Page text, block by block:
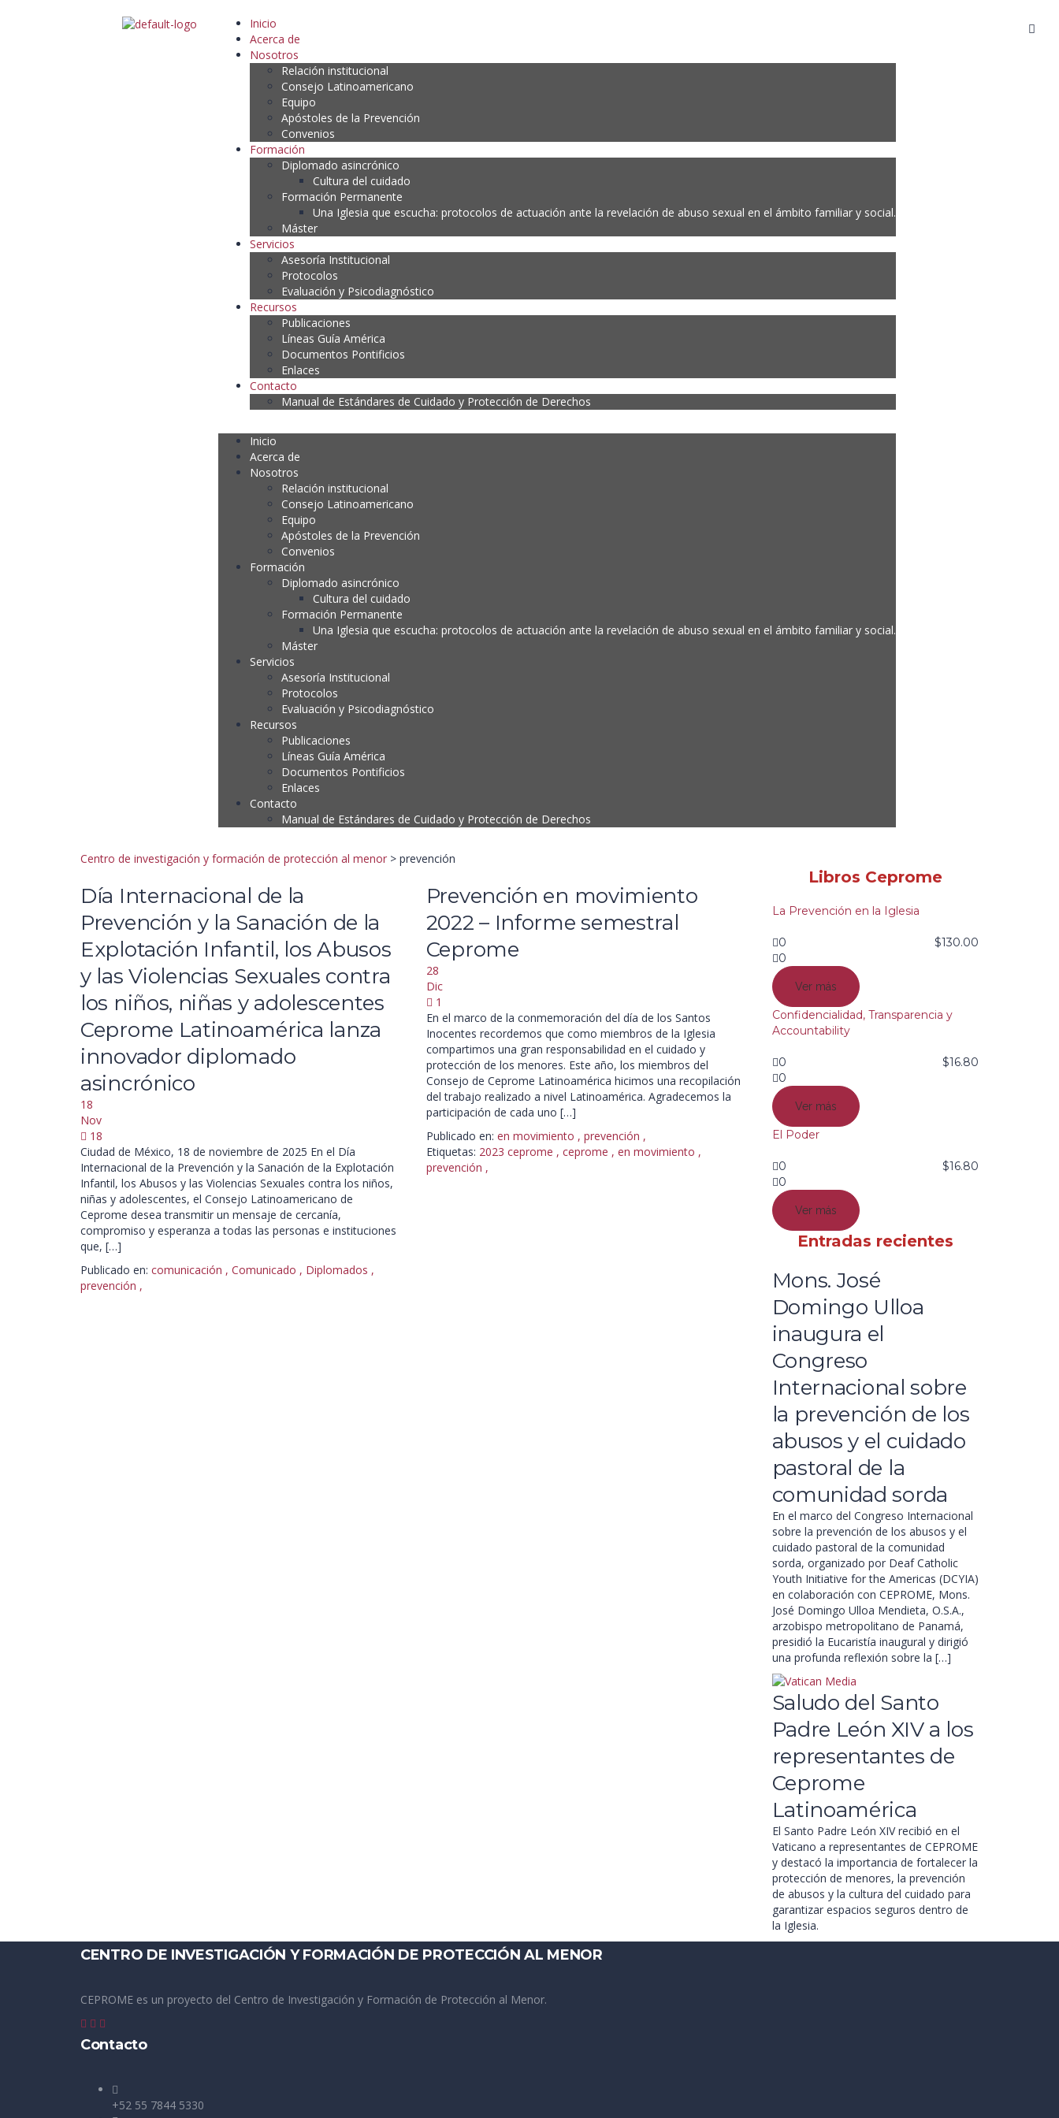
Inicio
Acerca de
Nosotros
Relación institucional
Consejo Latinoamericano
Equipo
Apóstoles de la Prevención
Convenios
Formación
Diplomado asincrónico
Cultura del cuidado
Formación Permanente
Una Iglesia que escucha: protocolos de actuación ante la revelación de abuso sexual en el ámbito familiar y social.
Máster
Servicios
Asesoría Institucional
Protocolos
Evaluación y Psicodiagnóstico
Recursos
Publicaciones
Líneas Guía América
Documentos Pontificios
Enlaces
Contacto
Manual de Estándares de Cuidado y Protección de Derechos
Inicio
Acerca de
Nosotros
Relación institucional
Consejo Latinoamericano
Equipo
Apóstoles de la Prevención
Convenios
Formación
Diplomado asincrónico
Cultura del cuidado
Formación Permanente
Una Iglesia que escucha: protocolos de actuación ante la revelación de abuso sexual en el ámbito familiar y social.
Máster
Servicios
Asesoría Institucional
Protocolos
Evaluación y Psicodiagnóstico
Recursos
Publicaciones
Líneas Guía América
Documentos Pontificios
Enlaces
Contacto
Manual de Estándares de Cuidado y Protección de Derechos
Centro de investigación y formación de protección al menor > prevención
Día Internacional de la
Prevención y la Sanación de la
Explotación Infantil, los Abusos
y las Violencias Sexuales contra
los niños, niñas y adolescentes
Ceprome Latinoamérica lanza
innovador diplomado
asincrónico
18
Nov
18
Ciudad de México, 18 de noviembre de 2025 En el Día
Internacional de la Prevención y la Sanación de la Explotación
Infantil, los Abusos y las Violencias Sexuales contra los niños,
niñas y adolescentes, el Consejo Latinoamericano de
Ceprome desea transmitir un mensaje de cercanía,
compromiso y esperanza a todas las personas e instituciones
que, […]
Publicado en: comunicación , Comunicado , Diplomados ,
prevención ,
Prevención en movimiento
2022 – Informe semestral
Ceprome
28
Dic
1
En el marco de la conmemoración del día de los Santos
Inocentes recordemos que como miembros de la Iglesia
compartimos una gran responsabilidad en el cuidado y
protección de los menores. Este año, los miembros del
Consejo de Ceprome Latinoamérica hicimos una recopilación
del trabajo realizado a nivel Latinoamérica. Agradecemos la
participación de cada uno […]
Publicado en: en movimiento , prevención ,
Etiquetas: 2023 ceprome , ceprome , en movimiento ,
prevención ,
Libros Ceprome
La Prevención en la Iglesia
0
0
$130.00
Ver más
Confidencialidad, Transparencia y
Accountability
0
0
$16.80
Ver más
El Poder
0
0
$16.80
Ver más
Entradas recientes
Mons. José
Domingo Ulloa
inaugura el
Congreso
Internacional sobre
la prevención de los
abusos y el cuidado
pastoral de la
comunidad sorda
En el marco del Congreso Internacional
sobre la prevención de los abusos y el
cuidado pastoral de la comunidad
sorda, organizado por Deaf Catholic
Youth Initiative for the Americas (DCYIA)
en colaboración con CEPROME, Mons.
José Domingo Ulloa Mendieta, O.S.A.,
arzobispo metropolitano de Panamá,
presidió la Eucaristía inaugural y dirigió
una profunda reflexión sobre la […]
Saludo del Santo
Padre León XIV a los
representantes de
Ceprome
Latinoamérica
El Santo Padre León XIV recibió en el
Vaticano a representantes de CEPROME
y destacó la importancia de fortalecer la
protección de menores, la prevención
de abusos y la cultura del cuidado para
garantizar espacios seguros dentro de
la Iglesia.
CENTRO DE INVESTIGACIÓN Y FORMACIÓN DE PROTECCIÓN AL MENOR
CEPROME es un proyecto del Centro de Investigación y Formación de Protección al Menor.
Contacto
+52 55 7844 5330